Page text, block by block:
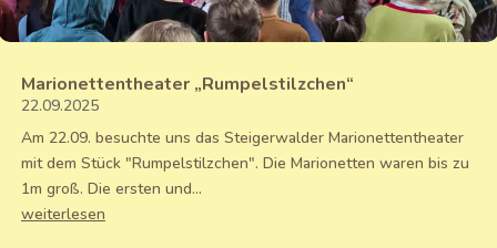
Marionettentheater „Rumpelstilzchen“
22.09.2025
Am 22.09. besuchte uns das Steigerwalder Marionettentheater
mit dem Stück "Rumpelstilzchen". Die Marionetten waren bis zu
1m groß. Die ersten und...
weiterlesen